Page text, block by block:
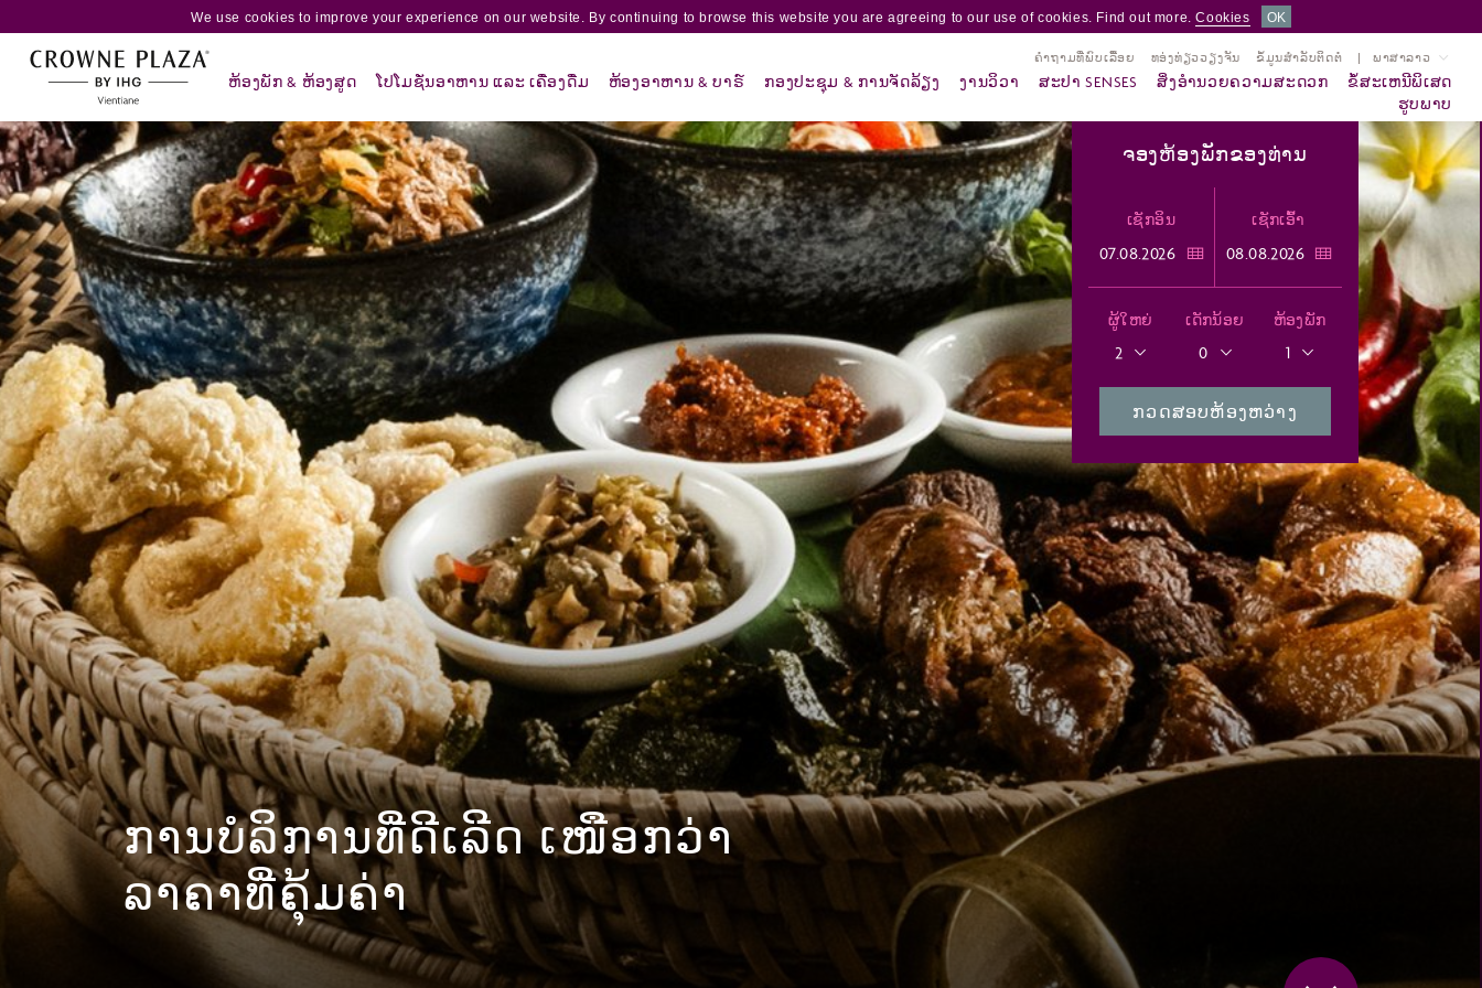
ການບໍລິການທີ່ດີເລີດ ເໜືອກວ່າ
ລາຄາທີ່ຄຸ້ມຄ່າ
ການບໍລິການທີ່ດີເລີດ ເໜືອກວ່າ
ລາຄາທີ່ຄຸ້ມຄ່າ
We use cookies to improve your experience on our website. By continuing to browse this website you are agreeing to our use of cookies. Find out more.Cookies OK
ຫ້ອງພັກ & ຫ້ອງສູດ ໂປໂມຊັ່ນອາຫານ ແລະ ເຄື່ອງດື່ມ ຫ້ອງອາຫານ & ບາຣ໌ ກອງປະຊຸມ & ການຈັດລ້ຽງ ງານວິວາ ສະປາ SENSES ສິ່ງອຳນວຍຄວາມສະດວກ
ຂໍ້ສະເຫນີພິເສດ
ຮູບພາບ
ຄຳຖາມທີ່ພົບເລື້ອຍ ທອ່ງທ່ຽວວຽງຈັນ ຂໍ້ມູນສຳລັບຕິດຕໍ່ ພາສາລາວ
ຈອງຫ້ອງພັກຂອງທ່ານ
ເຊັກອິນ ເຊັກເອົ້າ
ຜູ້ໃຫຍ່
2
ເດັກນ້ອຍ
0
ຫ້ອງພັກ
1
ກວດສອບຫ້ອງຫວ່າງ